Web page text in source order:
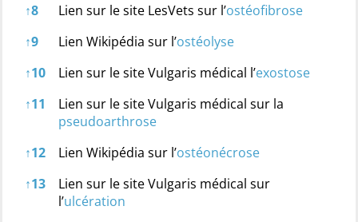
↑8 Lien sur le site LesVets sur l’ostéofibrose
↑9 Lien Wikipédia sur l’ostéolyse
↑10 Lien sur le site Vulgaris médical l’exostose
↑11
Lien sur le site Vulgaris médical sur la
pseudoarthrose
↑12 Lien Wikipédia sur l’ostéonécrose
↑13
Lien sur le site Vulgaris médical sur
l’ulcération